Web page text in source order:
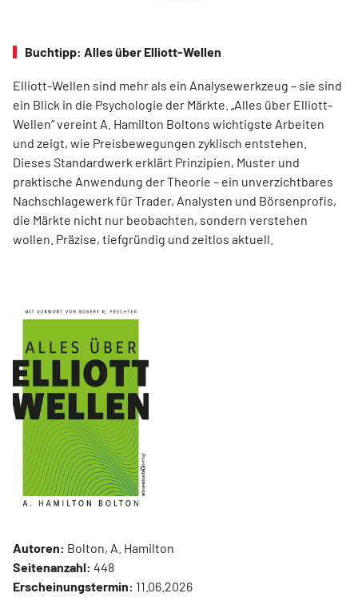
Buchtipp: Alles über Elliott-Wellen
Elliott-Wellen sind mehr als ein Analysewerkzeug – sie sind
ein Blick in die Psychologie der Märkte. „Alles über Elliott-
Wellen“ vereint A. Hamilton Boltons wichtigste Arbeiten
und zeigt, wie Preisbewegungen zyklisch entstehen.
Dieses Standardwerk erklärt Prinzipien, Muster und
praktische Anwendung der Theorie – ein unverzichtbares
Nachschlagewerk für Trader, Analysten und Börsenprofis,
die Märkte nicht nur beobachten, sondern verstehen
wollen. Präzise, tiefgründig und zeitlos aktuell.
Autoren: Bolton, A. Hamilton
Seitenanzahl: 448
Erscheinungstermin: 11.06.2026